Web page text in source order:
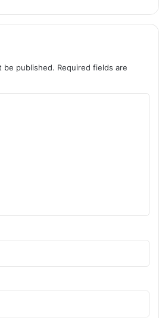
te
be published. Required fields are